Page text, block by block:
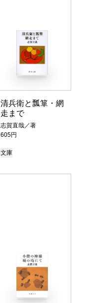
清兵衛と瓢箪・網
走まで
志賀直哉／著
605円
文庫